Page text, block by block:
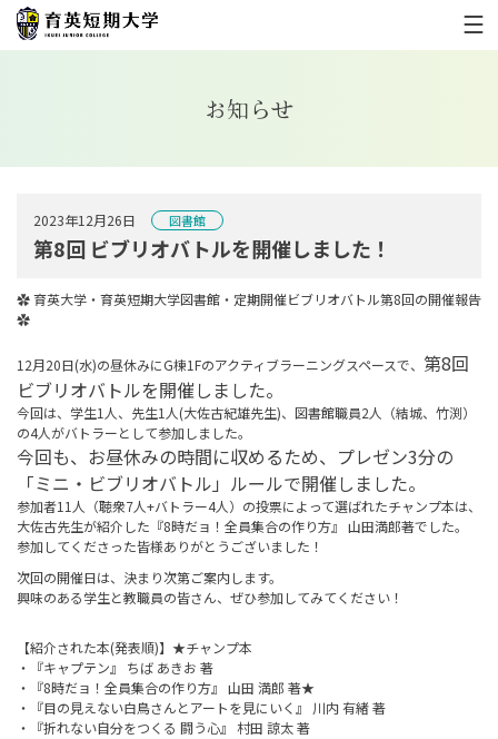
お知らせ
第8回 ビブリオバトルを開催しました！
2023年12月26日 図書館
✿ 育英大学・育英短期大学図書館・定期開催ビブリオバトル第8回の開催報告
✿
12月20日(水)の昼休みにG棟1Fのアクティブラーニングスペースで、 第8回
ビブリオバトルを開催しました。
今回は、学生1人、先生1人(大佐古紀雄先生)、図書館職員2人（結城、竹渕）
の4人がバトラーとして参加しました。
今回も、お昼休みの時間に収めるため、プレゼン3分の
「ミニ・ビブリオバトル」ルールで開催しました。
参加者11人（聴衆7人+バトラー4人）の投票によって選ばれたチャンプ本は、
大佐古先生が紹介した『8時だョ！全員集合の作り方』 山田満郎著でした。
参加してくださった皆様ありがとうございました！
次回の開催日は、決まり次第ご案内します。
興味のある学生と教職員の皆さん、ぜひ参加してみてください！
【紹介された本(発表順)】★チャンプ本
・『キャプテン』 ちば あきお 著
・『8時だョ！全員集合の作り方』 山田 満郎 著★
・『目の見えない白鳥さんとアートを見にいく』 川内 有緒 著
・『折れない自分をつくる 闘う心』 村田 諒太 著